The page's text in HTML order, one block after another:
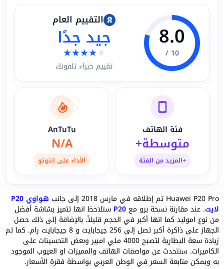
8.0
10 /
التقييم العام
جيد جدًا
★★★★★
تقييم خبراء تلفونك
فئة الهاتف
متوسطة+
+المزيد من الفئة
AnTuTu
N/A
الأداء على انتوتو
Huawei P20 Pro تم إطلاقه في مارس 2018 إلى جانب هواوي P20
لايت. عند مقارنة نسخة برو مع P20 ستلاحظ انها تتميز بشاشة أفضل
من نوع اموليد كما انها أكبر في الحجم قليلاً. بالإضافة إلى ذلك حصل
الجهاز على ذاكرة أكبر تصل إلى 256 جيجابايت و 8 جيجابايت رام. كما تم
زيادة سعة البطارية لتصبح 4000 ملي امبير وبعض التحسينات على
الكاميرات. سنتحدث عن مواصفات الهاتف والمميزات او العيوب الموجود
به ويمكن متابعة السعر في الوطن العربي بواسطة فقرة الأسعار.